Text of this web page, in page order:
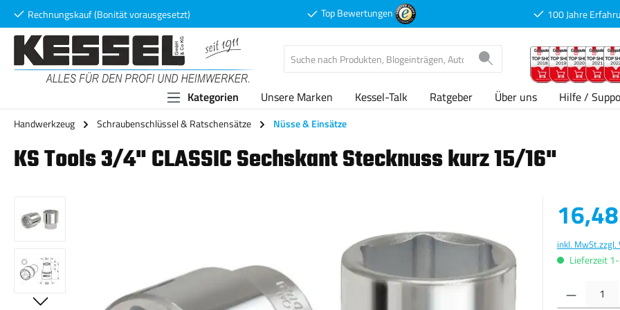
Hauptinhalt springen
Zur Suche springen
Zur Hauptnavigation springen
Rechnungskauf (Bonität vorausgesetzt) Top Bewertungen 100 Jahre
Kategorien Unsere Marken Kessel-Talk Ratgeber Über uns Hilfe /
Handwerkzeug Schraubenschlüssel & Ratschensätze Nüsse & Einsätze
KS Tools 3/4" CLASSIC Sechskant Stecknuss kurz 15/16"
Verkaufspreis:
inkl. MwSt.zzgl.
Lieferzeit
Produkt Anzahl: